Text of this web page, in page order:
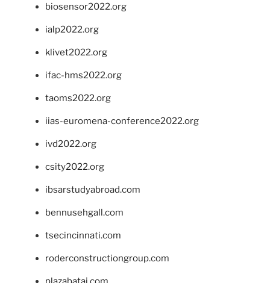
biosensor2022.org
ialp2022.org
klivet2022.org
ifac-hms2022.org
taoms2022.org
iias-euromena-conference2022.org
ivd2022.org
csity2022.org
ibsarstudyabroad.com
bennusehgall.com
tsecincinnati.com
roderconstructiongroup.com